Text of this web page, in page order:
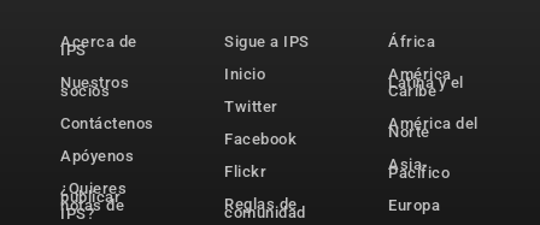
Acerca de
IPS
Nuestros
socios
Contáctenos
Apóyenos
¿Quieres
publicar
notas de
IPS?
Sigue a IPS
Inicio
Twitter
Facebook
Flickr
Reglas de
comunidad
África
América
Latina y el
Caribe
América del
Norte
Asia-
Pacífico
Europa